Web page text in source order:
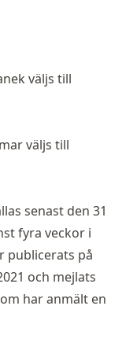
väljs till
väljs till
senast den 31
fyra veckor i
publicerats på
och mejlats
har anmält en